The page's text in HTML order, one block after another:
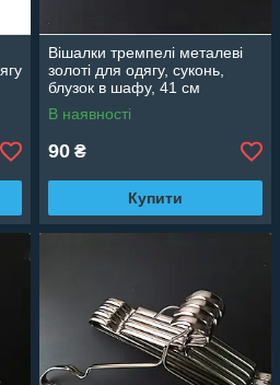
Вішалки тремпелі металеві
золоті для одягу, суконь,
блузок в шафу, 41 см
В наявності
90 ₴
Купити